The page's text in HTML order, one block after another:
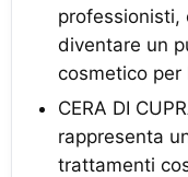
professionisti,
diventare un
cosmetico
CERA DI
rappresenta
trattamenti